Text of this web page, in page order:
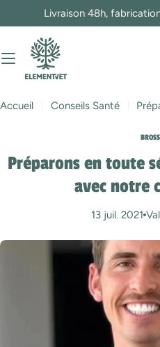
au
contenu
Livraison 48h,
Accueil Conseils Santé
Préparons en toute
avec notre
13 juil. 2021